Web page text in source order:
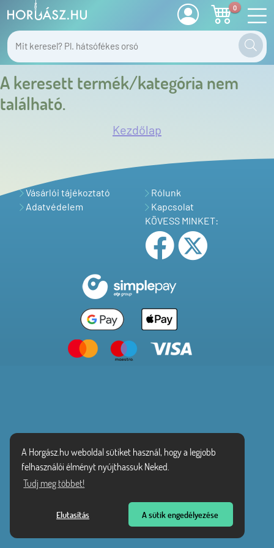
A Horgász.hu weboldal sütiket használ, hogy a legjobb
felhasználói élményt nyújthassuk Neked.
Tudj meg többet!
Elutasítás A sütik engedélyezése
0
A keresett termék/kategória nem
található.
Kezdőlap
Vásárlói tájékoztató
Adatvédelem
Rólunk
Kapcsolat
KÖVESS MINKET: